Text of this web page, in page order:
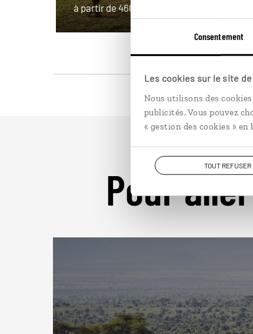
Consentement
Les cookies sur le site
Nous utilisons des
publicités. Vous pouvez
« gestion des cookies » en
TOUT REFUSER
à partir de 4600€
Pour